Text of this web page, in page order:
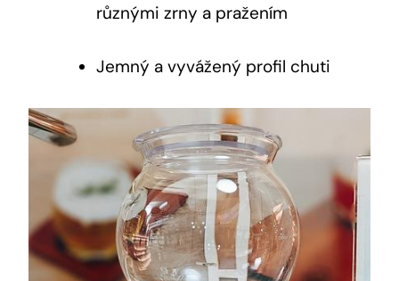
různými zrny a pražením
Jemný a vyvážený profil chuti